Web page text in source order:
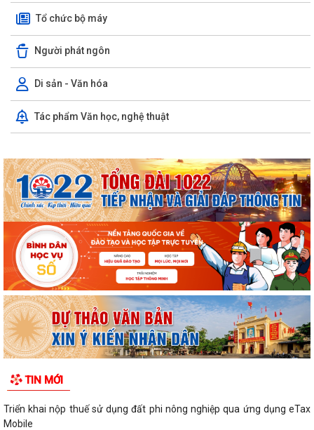
Tổ chức bộ máy
Người phát ngôn
Di sản - Văn hóa
Tác phẩm Văn học, nghệ thuật
TIN MỚI
Triển khai nộp thuế sử dụng đất phi nông nghiệp qua ứng dụng eTax
Mobile